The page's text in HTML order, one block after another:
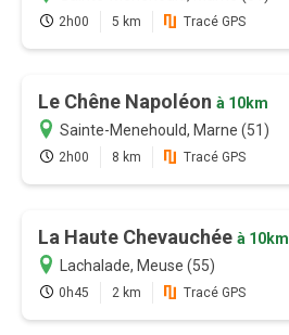
2h00 5 km Tracé GPS
Le Chêne Napoléon à 10km
Sainte-Menehould, Marne (51)
2h00 8 km Tracé GPS
La Haute Chevauchée à 10km
Lachalade, Meuse (55)
0h45 2 km Tracé GPS